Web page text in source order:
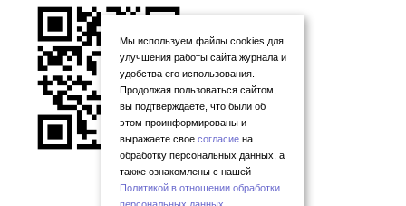
Мы используем файлы cookies для
улучшения работы сайта журнала и
удобства его использования.
Продолжая пользоваться сайтом,
вы подтверждаете, что были об
этом проинформированы и
выражаете свое согласие на
обработку персональных данных, а
также ознакомлены с нашей
Политикой в отношении обработки